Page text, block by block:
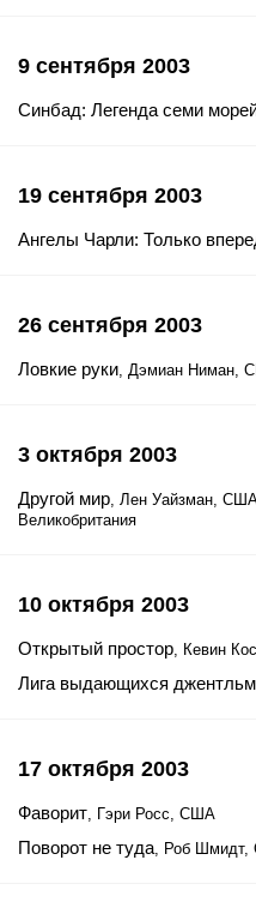
9 сентября 2003
Синбад: Легенда семи
19 сентября 2003
Ангелы Чарли: Только
26 сентября 2003
Ловкие руки, Дэмиан Ниман,
3 октября 2003
Другой мир, Лен Уайзман,
Великобритания
10 октября 2003
Открытый простор, Кевин
Лига выдающихся
17 октября 2003
Фаворит, Гэри Росс, США
Поворот не туда, Роб